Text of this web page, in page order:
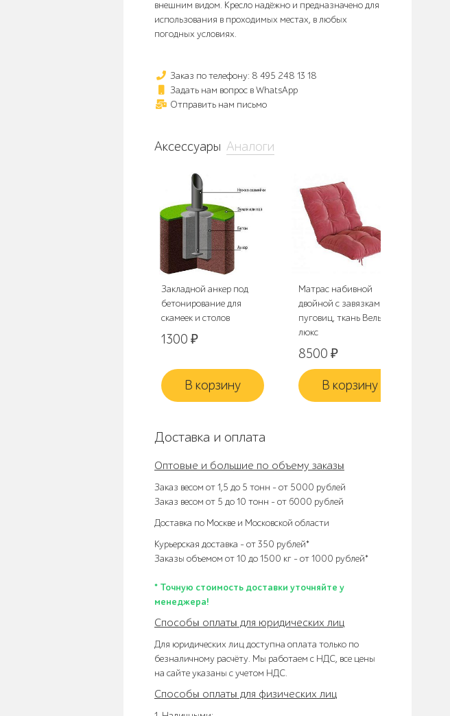
внешним видом. Кресло надёжно и предназначено для
использования в проходимых местах, в любых
погодных условиях.
Заказ по телефону: 8 495 248 13 18
Задать нам вопрос в WhatsApp
Отправить нам письмо
Аксессуары Аналоги
Закладной анкер под
бетонирование для
скамеек и столов
1300 ₽
В корзину
Матрас набивной
двойной с завязками, 8
пуговиц, ткань Вельвет-
люкс
8500 ₽
В корзину
Доставка и оплата
Оптовые и большие по объему заказы
Заказ весом от 1,5 до 5 тонн – от 5000 рублей
Заказ весом от 5 до 10 тонн – от 6000 рублей
Доставка по Москве и Московской области
Курьерская доставка – от 350 рублей*
Заказы объемом от 10 до 1500 кг – от 1000 рублей*
* Точную стоимость доставки уточняйте у
менеджера!
Способы оплаты для юридических лиц
Для юридических лиц доступна оплата только по
безналичному расчёту. Мы работаем с НДС, все цены
на сайте указаны с учетом НДС.
Способы оплаты для физических лиц